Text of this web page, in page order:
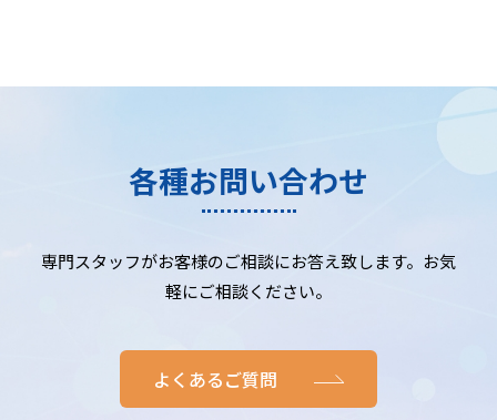
各種お問い合わせ
専門スタッフがお客様のご相談にお答え致します。お気
軽にご相談ください。
よくあるご質問